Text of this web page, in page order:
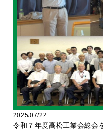
2025/07/22
令和７年度高松工業会総会